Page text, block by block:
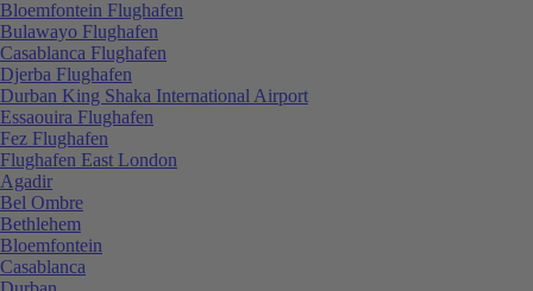
Bloemfontein Flughafen
Bulawayo Flughafen
Casablanca Flughafen
Djerba Flughafen
Durban King Shaka International Airport
Essaouira Flughafen
Fez Flughafen
Flughafen East London
Agadir
Bel Ombre
Bethlehem
Bloemfontein
Casablanca